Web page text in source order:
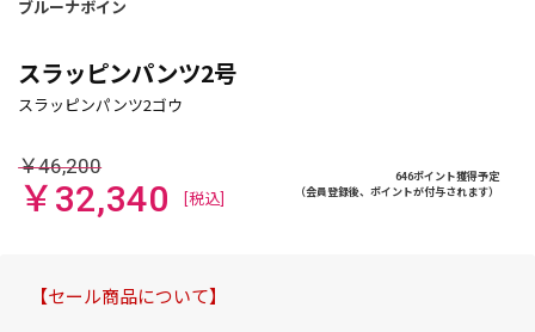
スラッピンパンツ2号
￥46,200
￥32,340 [税込]
646ポイント獲得予定
（会員登録後、ポイントが付与されます）
【セール商品について】